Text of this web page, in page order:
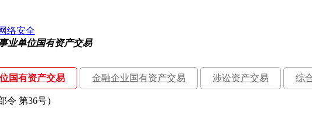
络安全
业单位国有资产交易
国有资产交易 金融企业国有资产交易 涉讼资产交易 综
第36号）